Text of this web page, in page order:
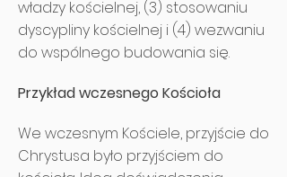
władzy kościelnej, (3) stosowaniu
dyscypliny kościelnej i (4) wezwaniu
do wspólnego budowania się.
Przykład wczesnego Kościoła
We wczesnym Kościele, przyjście do
Chrystusa było przyjściem do